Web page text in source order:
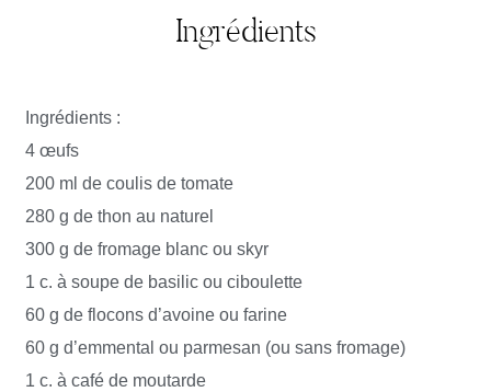
Ingrédients
Ingrédients :
4 œufs
200 ml de coulis de tomate
280 g de thon au naturel
300 g de fromage blanc ou skyr
1 c. à soupe de basilic ou ciboulette
60 g de flocons d’avoine ou farine
60 g d’emmental ou parmesan (ou sans fromage)
1 c. à café de moutarde